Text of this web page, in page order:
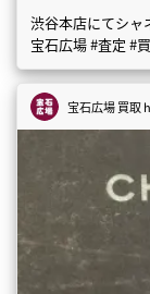
渋谷本店にてシャ
宝石広場 #査定 #
宝石広場 買取